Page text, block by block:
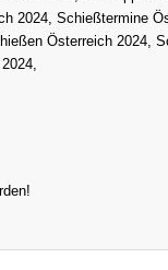
2024, Schießtermine
Österreich 2024,